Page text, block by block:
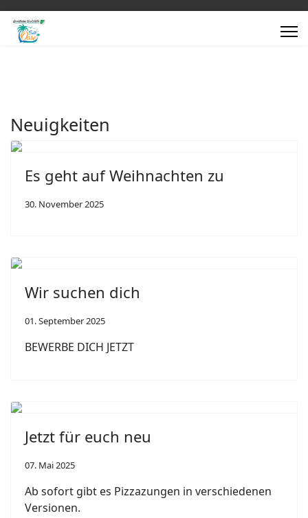
Neuigkeiten
Es geht auf Weihnachten zu
30. November 2025
Wir suchen dich
01. September 2025
BEWERBE DICH JETZT
Jetzt für euch neu
07. Mai 2025
Ab sofort gibt es Pizzazungen in verschiedenen
Versionen.